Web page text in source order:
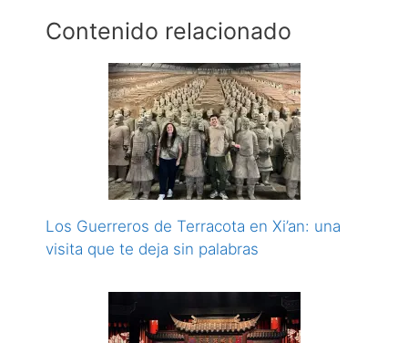
Contenido relacionado
Los Guerreros de Terracota en Xi’an: una
visita que te deja sin palabras